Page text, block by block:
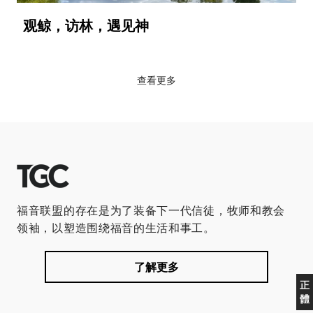
观鲸，访林，遇见神
查看更多
正
體
福音联盟的存在是为了装备下一代信徒，牧师和教会
领袖，以塑造围绕福音的生活和事工。
了解更多